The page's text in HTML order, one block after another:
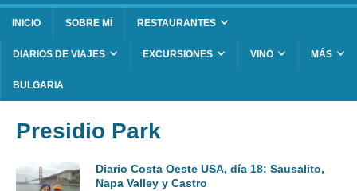
INICIO SOBRE MÍ RESTAURANTES
DIARIOS DE VIAJES EXCURSIONES VINO MÁS
BULGARIA
Presidio Park
Diario Costa Oeste USA, día 18: Sausalito,
Napa Valley y Castro